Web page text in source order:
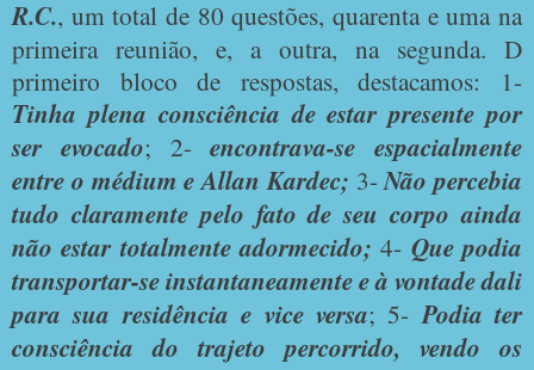
R.C., um total de 80 questões, quarenta e uma na
primeira reunião, e, a outra, na segunda. D
primeiro bloco de respostas, destacamos: 1-
Tinha plena consciência de estar presente por
ser evocado; 2-encontrava-se espacialmente
entre o médium e Allan Kardec; 3-Não percebia
tudo claramente pelo fato de seu corpo ainda
não estar totalmente adormecido; 4- Que podia
transportar-se instantaneamente e à vontade dali
para sua residência e vice versa; 5- Podia ter
consciência do trajeto percorrido, vendo os